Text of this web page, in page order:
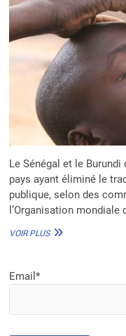
Le Sénégal et le
pays ayant éliminé le
publique, selon des
l’Organisation mondiale
VOIR PLUSLUTTE
Email*